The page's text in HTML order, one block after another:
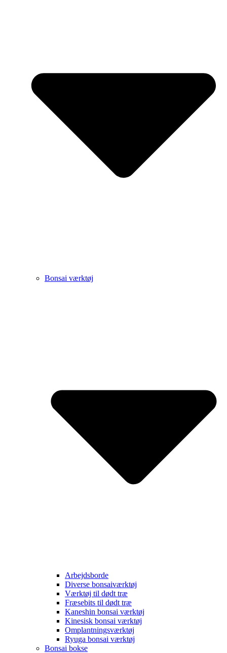
Bonsai værktøj
Arbejdsborde
Diverse bonsaiværktøj
Værktøj til dødt træ
Fræsebits til dødt træ
Kaneshin bonsai værktøj
Kinesisk bonsai værktøj
Omplantningsværktøj
Ryuga bonsai værktøj
Bonsai bokse